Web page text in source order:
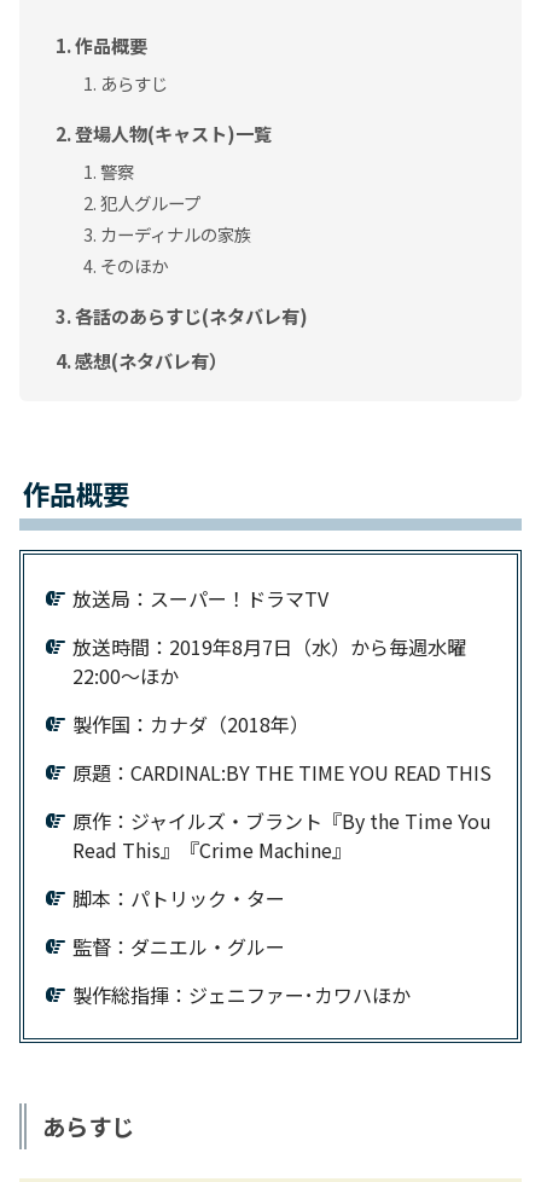
作品概要
あらすじ
登場人物(キャスト)一覧
警察
犯人グループ
カーディナルの家族
そのほか
各話のあらすじ(ネタバレ有)
感想(ネタバレ有）
作品概要
放送局：スーパー！ドラマTV
放送時間：2019年8月7日（水）から毎週水曜
22:00～ほか
製作国：カナダ（2018年）
原題：CARDINAL:BY THE TIME YOU READ THIS
原作：ジャイルズ・ブラント『By the Time You
Read This』『Crime Machine』
脚本：パトリック・ター
監督：ダニエル・グルー
製作総指揮：ジェニファー･カワハほか
あらすじ